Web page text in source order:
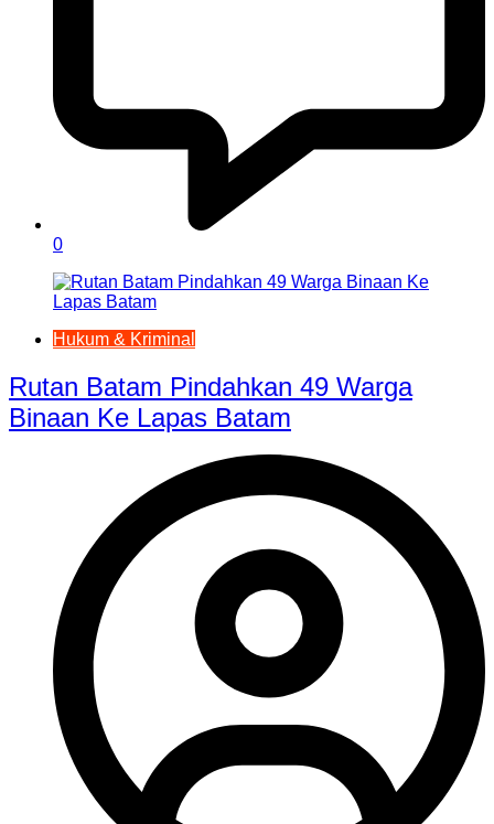
0
Hukum & Kriminal
Rutan Batam Pindahkan 49 Warga
Binaan Ke Lapas Batam